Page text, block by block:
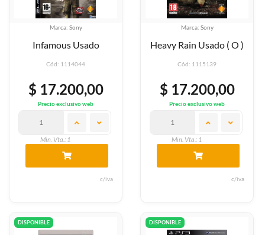
Marca: Sony
Infamous Usado
Cód: 1114044
$ 17.200,00
Precio exclusivo web
Min. Vta.: 1
c/iva
Marca: Sony
Heavy Rain Usado ( O )
Cód: 1115139
$ 17.200,00
Precio exclusivo web
Min. Vta.: 1
c/iva
DISPONIBLE DISPONIBLE